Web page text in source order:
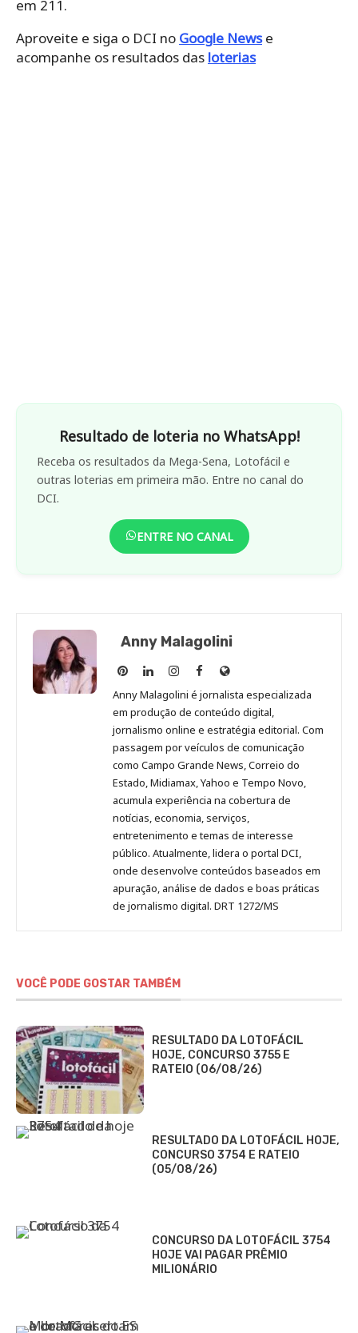
em 211.
Aproveite e siga o DCI no Google Newse
acompanhe os resultados das loterias
Resultado de loteria no WhatsApp!
Receba os resultados da Mega-Sena, Lotofácil e
outras loterias em primeira mão. Entre no canal do
DCI.
ENTRE NO CANAL
Anny Malagolini
Anny
Malagolini
no
Pinterest
Anny
Malagolini
no
LinkedIn
Anny
Malagolini
no
Instagram
Anny
Malagolini
no
Facebook
Site
de
Anny
Malagolini
Anny Malagolini é jornalista especializada
em produção de conteúdo digital,
jornalismo online e estratégia editorial. Com
passagem por veículos de comunicação
como Campo Grande News, Correio do
Estado, Midiamax, Yahoo e Tempo Novo,
acumula experiência na cobertura de
notícias, economia, serviços,
entretenimento e temas de interesse
público. Atualmente, lidera o portal DCI,
onde desenvolve conteúdos baseados em
apuração, análise de dados e boas práticas
de jornalismo digital. DRT 1272/MS
VOCÊ PODE GOSTAR TAMBÉM
RESULTADO DA LOTOFÁCIL
HOJE, CONCURSO 3755 E
RATEIO (06/08/26)
RESULTADO DA LOTOFÁCIL HOJE,
CONCURSO 3754 E RATEIO
(05/08/26)
CONCURSO DA LOTOFÁCIL 3754
HOJE VAI PAGAR PRÊMIO
MILIONÁRIO